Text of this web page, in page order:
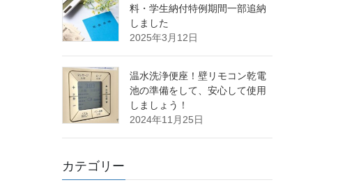
料・学生納付特例期間一部追納
しました
2025年3月12日
温水洗浄便座！壁リモコン乾電
池の準備をして、安心して使用
しましょう！
2024年11月25日
カテゴリー